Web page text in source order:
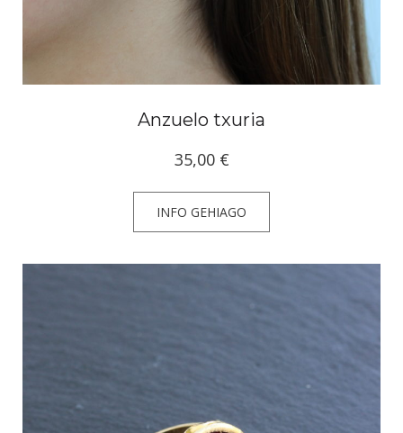
Anzuelo txuria
35,00 €
INFO GEHIAGO